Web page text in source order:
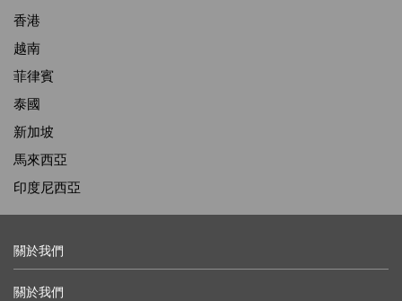
香港
越南
菲律賓
泰國
新加坡
馬來西亞
印度尼西亞
關於我們
關於我們